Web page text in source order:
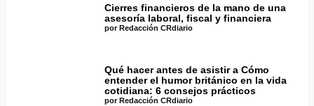
Cierres financieros de la mano de una
asesoría laboral, fiscal y financiera
por Redacción CRdiario
Qué hacer antes de asistir a Cómo
entender el humor británico en la vida
cotidiana: 6 consejos prácticos
por Redacción CRdiario